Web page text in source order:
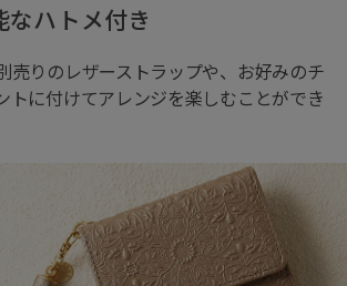
なハトメ付き
売りのレザーストラップや、お好みのチ
トに付けてアレンジを楽しむことができ